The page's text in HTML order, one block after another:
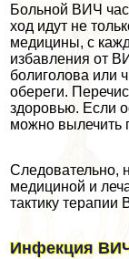
Больной ВИЧ
ход идут не
медицины, с
избавления от
болиголова или
обереги.
здоровью. Если
можно вылечить
Следовательно,
медициной и
тактику терапии
Инфекция